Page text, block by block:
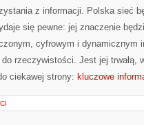
z informacji. Polska sieć
się pewne: jej znaczenie
cyfrowym i dynamicznym
rzeczywistości. Jest jej trwałą,
ciekawej strony: kluczowe